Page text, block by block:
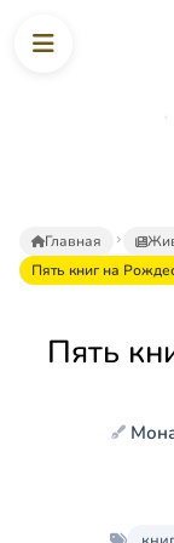
Главная
Пять книг на
Пять